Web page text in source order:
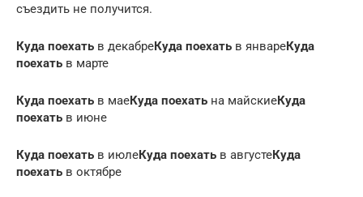
съездить не получится.
Куда поехать в декабреКуда поехать в январеКуда
поехать в марте
Куда поехать в маеКуда поехать на майскиеКуда
поехать в июне
Куда поехать в июлеКуда поехать в августеКуда
поехать в октябре